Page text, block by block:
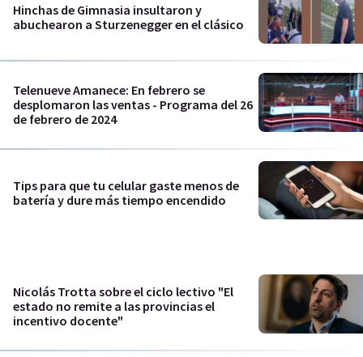
Hinchas de Gimnasia insultaron y
abuchearon a Sturzenegger en el clásico
Telenueve Amanece: En febrero se
desplomaron las ventas - Programa del 26
de febrero de 2024
Tips para que tu celular gaste menos de
batería y dure más tiempo encendido
Nicolás Trotta sobre el ciclo lectivo "El
estado no remite a las provincias el
incentivo docente"